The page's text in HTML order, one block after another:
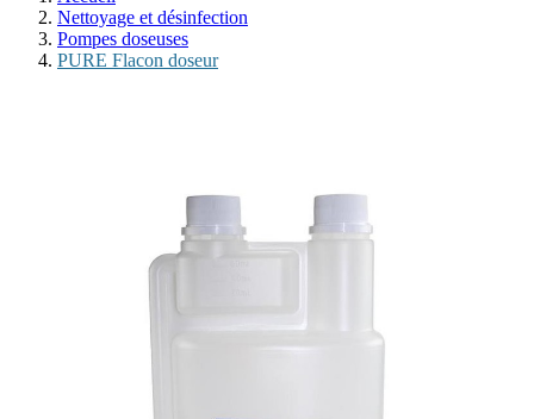
Nettoyage et désinfection
Pompes doseuses
PURE Flacon doseur